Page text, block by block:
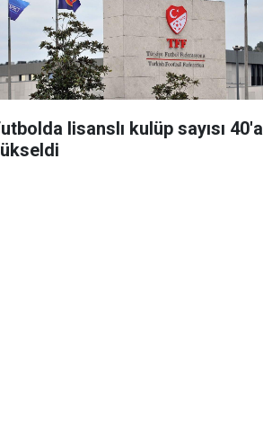
lisanslı kulüp sayısı 40'a